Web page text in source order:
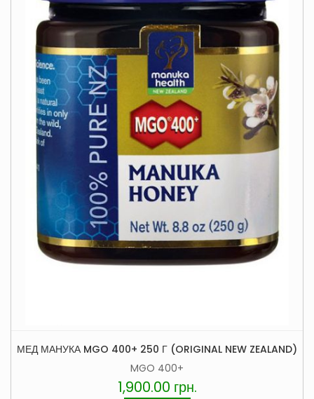
МЕД МАНУКА MGO 400+ 250 Г (ORIGINAL NEW ZEALAND)
MGO 400+
1,900.00 грн.